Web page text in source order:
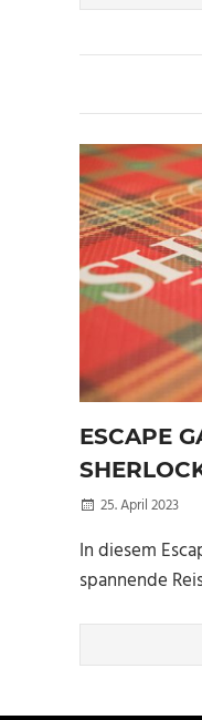
ESCAPE
25. April 2023
In diesem
spannende